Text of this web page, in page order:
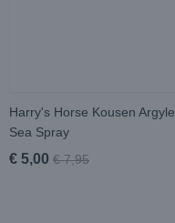
Harry's Horse Kousen Argyle
Sea Spray
€ 5,00 € 7,95